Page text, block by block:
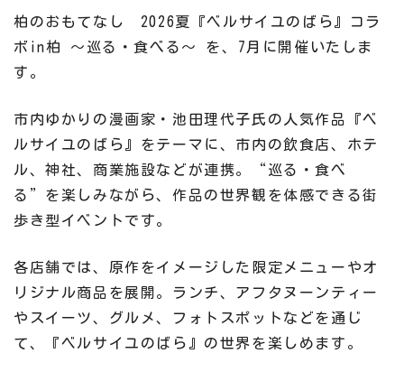
柏のおもてなし 2026夏『ベルサイユのばら 』
コラ
ボin柏 〜巡る・食べる〜 を、7月に開催いたしま
す。
市内ゆかりの漫画家・池田理代子氏の人気作品『ベ
ルサイユのばら』をテーマに、市内の飲食店、ホテ
ル、神社、商業施設などが連携。“巡る・食べ
る”を楽しみながら、作品の世界観を体感できる街
歩き型イベントです。
各店舗では、原作をイメージした限定メニューやオ
リジナル商品を展開。ランチ、アフタヌーンティー
やスイーツ、グルメ、フォトスポットなどを通じ
て、『ベルサイユのばら』の世界を楽しめます。